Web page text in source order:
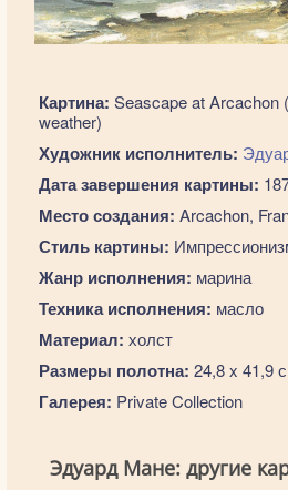
Картина: Seascape at Arcachon
weather)
Художник исполнитель:
Дата завершения картины:
Место создания: Arcachon,
Стиль картины:
Жанр исполнения: марина
Техника исполнения: масло
Материал: холст
Размеры полотна: 24,8 x 41,9
Галерея: Private Collection
Эдуард Мане: другие